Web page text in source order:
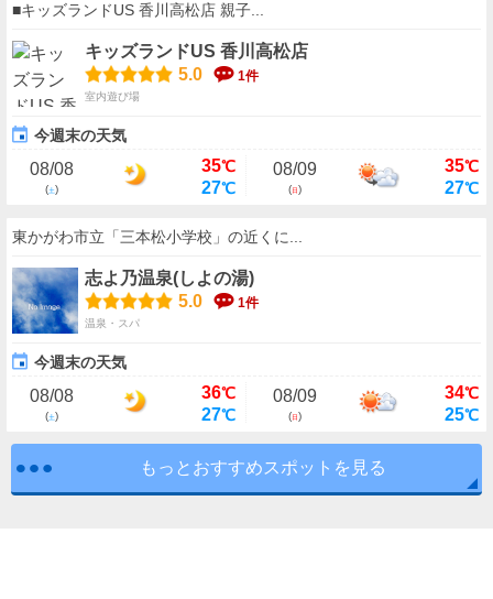
■キッズランドUS 香川高松店 親子...
キッズランドUS 香川高松店
5.0
1件
室内遊び場
今週末の天気
08/08
(土)
35℃
27℃
08/09
(日)
35℃
27℃
東かがわ市立「三本松小学校」の近くに...
志よ乃温泉(しよの湯)
5.0
1件
温泉・スパ
今週末の天気
08/08
(土)
36℃
27℃
08/09
(日)
34℃
25℃
もっとおすすめスポットを見る